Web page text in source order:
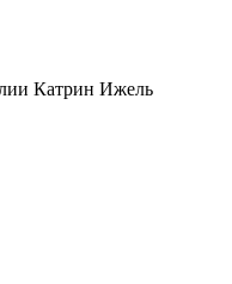
Катрин Ижель